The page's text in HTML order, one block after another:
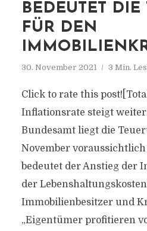
BEDEUTET DIE
FÜR DEN
30. November 2021 3 Min.
Click to rate this
Inflationsrate steigt
Bundesamt liegt die
November voraussichtlich
bedeutet der Anstieg der
der
Immobilienbesitzer und
„Eigentümer profitieren